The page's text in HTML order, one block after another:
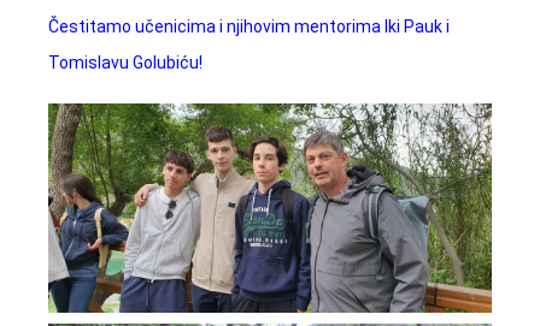
Čestitamo učenicima i njihovim mentorima Iki Pauk i
Tomislavu Golubiću!